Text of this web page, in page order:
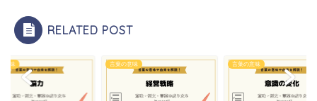
RELATED POST
意味 言葉の意味 言葉の意味